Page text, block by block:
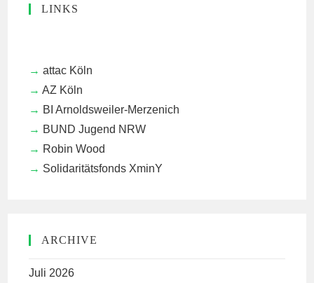
LINKS
attac Köln
AZ Köln
BI Arnoldsweiler-Merzenich
BUND Jugend NRW
Robin Wood
Solidaritätsfonds XminY
ARCHIVE
Juli 2026